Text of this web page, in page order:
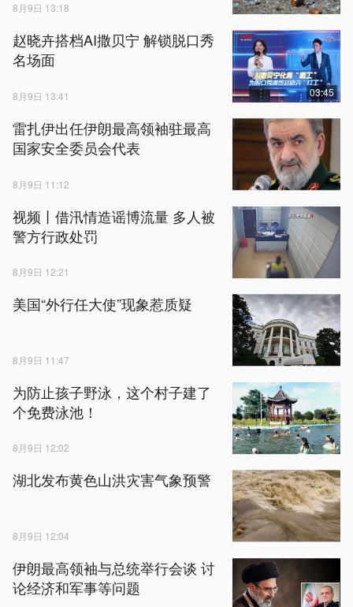
8月9日 13:18
赵晓卉搭档AI撒贝宁 解锁脱口秀
名场面
8月9日 13:41 03:45
雷扎伊出任伊朗最高领袖驻最高
国家安全委员会代表
8月9日 11:12
视频丨借汛情造谣博流量 多人被
警方行政处罚
8月9日 12:21
美国“外行任大使”现象惹质疑
8月9日 11:47
为防止孩子野泳，这个村子建了
个免费泳池！
8月9日 12:02
湖北发布黄色山洪灾害气象预警
8月9日 12:04
伊朗最高领袖与总统举行会谈 讨
论经济和军事等问题